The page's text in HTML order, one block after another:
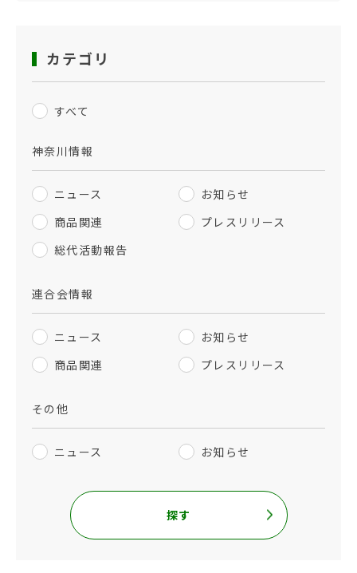
カテゴリ
すべて
神奈川情報
ニュース
お知らせ
商品関連
プレスリリース
総代活動報告
連合会情報
ニュース
お知らせ
商品関連
プレスリリース
その他
ニュース お知らせ
探す